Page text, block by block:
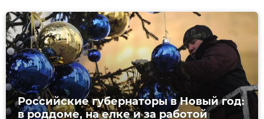
Российские губернаторы в Новый год:
в роддоме, на елке и за работой